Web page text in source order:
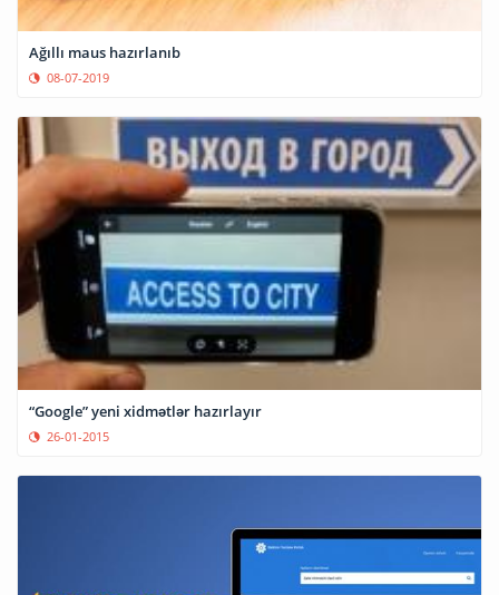
Ağıllı maus hazırlanıb
08-07-2019
“Google” yeni xidmətlər hazırlayır
26-01-2015